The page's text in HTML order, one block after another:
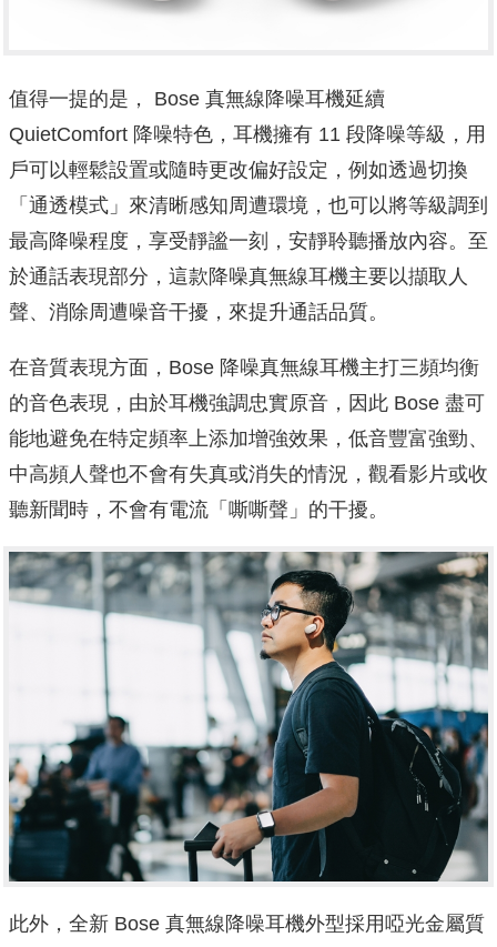
值得一提的是， Bose 真無線降噪耳機延續
QuietComfort 降噪特色，耳機擁有 11 段降噪等級，用
戶可以輕鬆設置或隨時更改偏好設定，例如透過切換
「通透模式」來清晰感知周遭環境，也可以將等級調到
最高降噪程度，享受靜謐一刻，安靜聆聽播放內容。至
於通話表現部分，這款降噪真無線耳機主要以擷取人
聲、消除周遭噪音干擾，來提升通話品質。
在音質表現方面，Bose 降噪真無線耳機主打三頻均衡
的音色表現，由於耳機強調忠實原音，因此 Bose 盡可
能地避免在特定頻率上添加增強效果，低音豐富強勁、
中高頻人聲也不會有失真或消失的情況，觀看影片或收
聽新聞時，不會有電流「嘶嘶聲」的干擾。
此外，全新 Bose 真無線降噪耳機外型採用啞光金屬質